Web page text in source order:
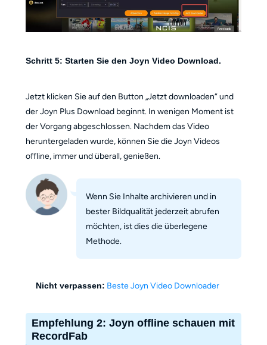
Schritt 5: Starten Sie den Joyn Video Download.
Jetzt klicken Sie auf den Button „Jetzt downloaden“ und
der Joyn Plus Download beginnt. In wenigen Moment ist
der Vorgang abgeschlossen. Nachdem das Video
heruntergeladen wurde, können Sie die Joyn Videos
offline, immer und überall, genießen.
Wenn Sie Inhalte archivieren und in
bester Bildqualität jederzeit abrufen
möchten, ist dies die überlegene
Methode.
Nicht verpassen: Beste Joyn Video Downloader
Empfehlung 2: Joyn offline schauen mit
RecordFab